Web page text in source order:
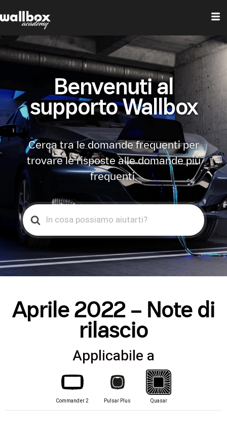
Benvenuti al
supporto Wallbox
Cerca tra le domande frequenti per
trovare le risposte alle domande più
frequenti.
Search
For
Aprile 2022 – Note di
rilascio
Applicabile a
Commander 2 Pulsar Plus Quasar